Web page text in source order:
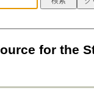
for the